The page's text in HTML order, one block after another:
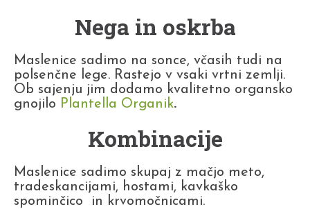
Nega in oskrba
Maslenice sadimo na sonce, včasih tudi na
polsenčne lege. Rastejo v vsaki vrtni zemlji.
Ob sajenju jim dodamo kvalitetno organsko
gnojilo Plantella Organik.
Kombinacije
Maslenice sadimo skupaj z mačjo meto,
tradeskancijami, hostami, kavkaško
spominčico in krvomočnicami.